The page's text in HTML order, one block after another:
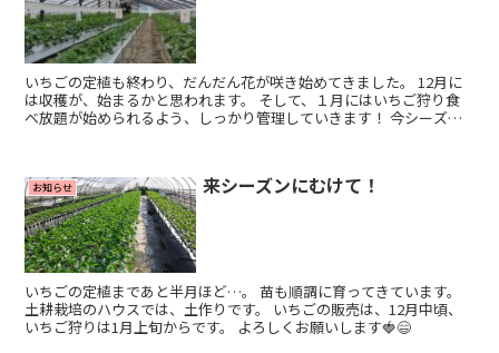
いちごの定植も終わり、だんだん花が咲き始めてきました。 12月に
は収穫が、始まるかと思われます。 そして、１月にはいちご狩り食
べ放題が始められるよう、しっかり管理していきます！ 今シーズン
お知らせ 来シーズンにむけて！
いちごの定植まであと半月ほど…。 苗も順調に育ってきています。
土耕栽培のハウスでは、土作りです。 いちごの販売は、12月中頃、
いちご狩りは1月上旬からです。 よろしくお願いします🍓😄